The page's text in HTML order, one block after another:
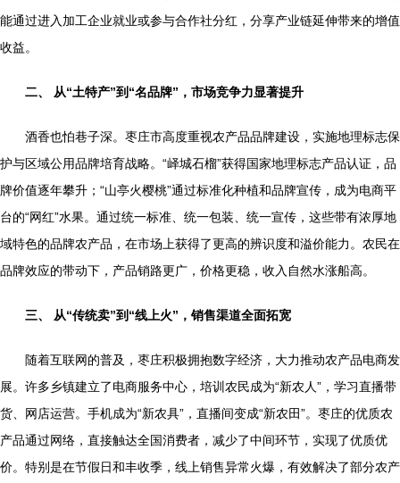
能通过进入加工企业就业或参与合作社分红，分享产业链延伸带来的增值
收益。
二、 从“土特产”到“名品牌”，市场竞争力显著提升
酒香也怕巷子深。枣庄市高度重视农产品品牌建设，实施地理标志保
护与区域公用品牌培育战略。“峄城石榴”获得国家地理标志产品认证，品
牌价值逐年攀升；“山亭火樱桃”通过标准化种植和品牌宣传，成为电商平
台的“网红”水果。通过统一标准、统一包装、统一宣传，这些带有浓厚地
域特色的品牌农产品，在市场上获得了更高的辨识度和溢价能力。农民在
品牌效应的带动下，产品销路更广，价格更稳，收入自然水涨船高。
三、 从“传统卖”到“线上火”，销售渠道全面拓宽
随着互联网的普及，枣庄积极拥抱数字经济，大力推动农产品电商发
展。许多乡镇建立了电商服务中心，培训农民成为“新农人”，学习直播带
货、网店运营。手机成为“新农具”，直播间变成“新农田”。枣庄的优质农
产品通过网络，直接触达全国消费者，减少了中间环节，实现了优质优
价。特别是在节假日和丰收季，线上销售异常火爆，有效解决了部分农产